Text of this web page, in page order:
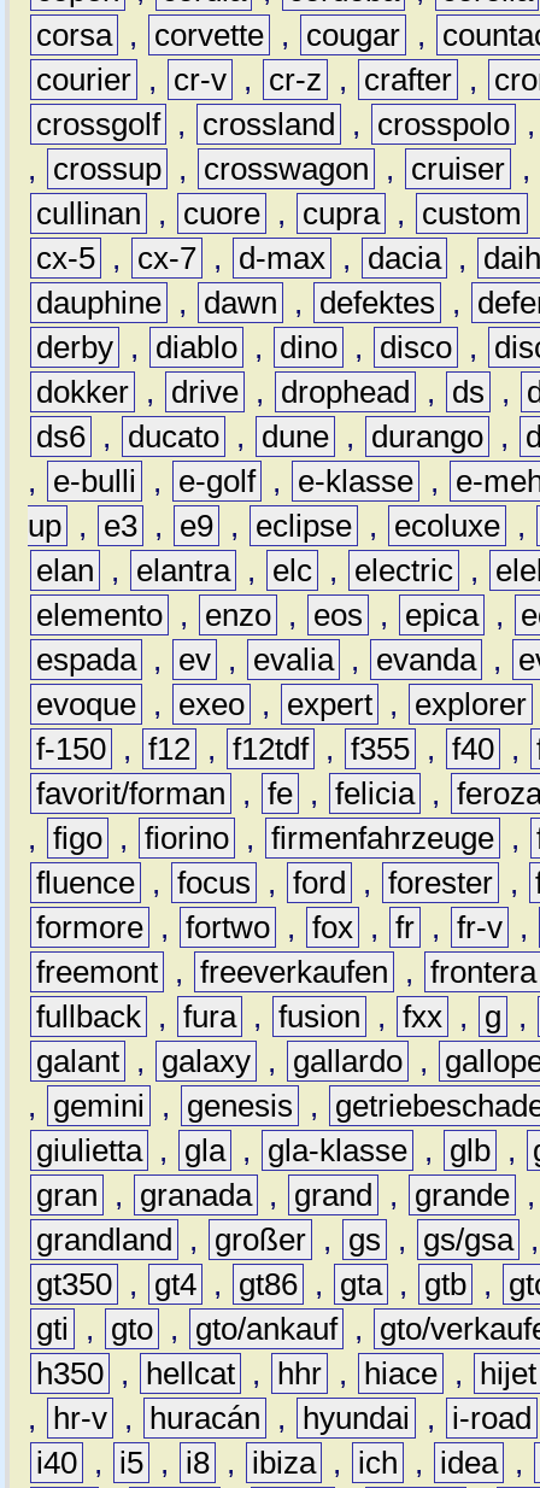
corsa , corvette , cougar ,
courier , cr-v , cr-z , crafter ,
crossgolf , crossland , crosspolo
,
crossup , crosswagon , cruiser ,
cullinan
, cuore , cupra , custom
cx-5 , cx-7 , d-max , dacia ,
dauphine , dawn , defektes ,
derby , diablo , dino , disco ,
dokker , drive , drophead , ds ,
ds6 , ducato , dune , durango ,
,
e-bulli , e-golf , e-klasse ,
e-
up , e3 , e9 , eclipse , ecoluxe ,
elan
, elantra , elc , electric ,
elemento , enzo , eos , epica ,
espada , ev , evalia , evanda ,
evoque , exeo , expert , explorer
f-150 , f12 , f12tdf , f355 , f40 ,
favorit/forman
, fe , felicia ,
, figo , fiorino , firmenfahrzeuge ,
fluence , focus , ford , forester ,
formore , fortwo , fox , fr , fr-v ,
freemont , freeverkaufen , frontera
fullback , fura , fusion , fxx , g
,
galant , galaxy , gallardo ,
,
gemini , genesis ,
giulietta , gla , gla-klasse , glb ,
gran
, granada , grand , grande
grandland
, großer , gs , gs/gsa
gt350 , gt4 , gt86 , gta , gtb ,
gti
, gto , gto/ankauf ,
gto/
h350 , hellcat , hhr , hiace ,
hijet
,
hr-v , huracán , hyundai ,
i-road
i40 , i5 , i8 , ibiza , ich , idea ,